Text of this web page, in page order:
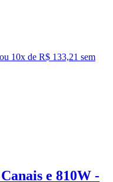
ou 10x de R$ 133,21 sem
e 810W -